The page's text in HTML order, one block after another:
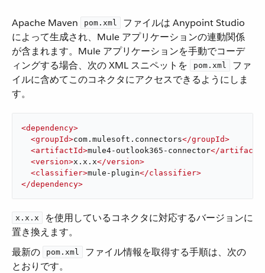
Apache Maven ​ pom.xml
​ ファイルは Anypoint Studio
によって生成され、Mule アプリケーションの連動関係
が含まれます。Mule アプリケーションを手動でコーデ
ィングする場合、次の XML スニペットを ​
pom.xml
​ ファ
イルに含めてこのコネクタにアクセスできるようにしま
す。
<dependency>
<groupId>com.mulesoft.connectors</groupId>
<artifactId>mule4-outlook365-connector</
<version>x.x.x</version>
<classifier>mule-plugin</classifier>
</dependency>
x.x.x
​ を使用しているコネクタに対応するバージョンに
置き換えます。
最新の ​
pom.xml
​ ファイル情報を取得する手順は、次の
とおりです。